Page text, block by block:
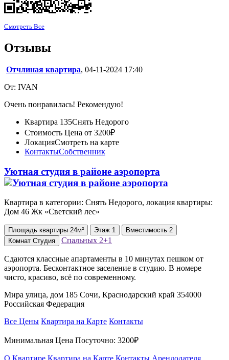
Смотреть Все
Отзывы
Отчлиная квартира, 04-11-2024 17:40
От: IVAN
Очень понравилась! Рекомендую!
Квартира 135Снять Недорого
Стоимость Цена от 3200₽
ЛокацияСмотреть на карте
КонтактыСобственник
Уютная студия в районе аэропорта
Квартира в категории: Снять Недорого, локация квартиры:
Дом 46 Жк «Светский лес»
Площадь квартиры 24м² Этаж 1 Вместимость 2
Комнат Студия Спальных 2+1
Сдаются классные апартаменты в 10 минутах пешком от
аэропорта. Бесконтактное заселение в студию. В номере
чисто, красиво, всё по современному.
Мира улица, дом 185 Сочи, Краснодарский край 354000
Российская Федерация
Все Цены Квартира на Карте Контакты
Минимальная Цена Посуточно: 3200₽